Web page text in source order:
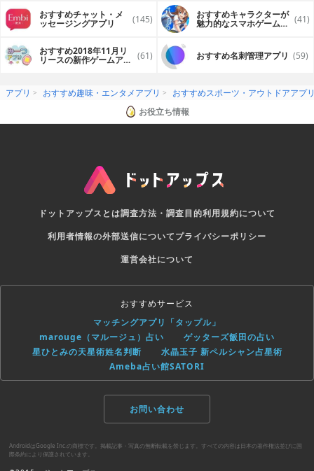
おすすめチャット・メ
ッセージングアプリ (145) おすすめキャラクターが
魅力的なスマホゲームア (41)
おすすめ2018年11月リ
リースの新作ゲームアプ (61) おすすめ名刺管理アプリ (59)
アプリ おすすめ趣味・エンタメアプリ
おすすめスポーツ・アウトドアアプ
お役立ち情報
ドットアップスとは調査方法・調査目的利用規約について
利用者情報の外部送信についてプライバシーポリシー
運営会社について
おすすめサービス
マッチングアプリ「タップル」
marouge（マルージュ）占い
ゲッターズ飯田の占い
星ひとみの天星術姓名判断
水晶玉子 新ペルシャン占星術
Ameba占い館SATORI
お問い合わせ
AndroidはGoogle Inc.の商標です。掲載記事・写真の無断転載を禁じます。すべての内容は日本の著作権法並びに国
際条約により保護されています。